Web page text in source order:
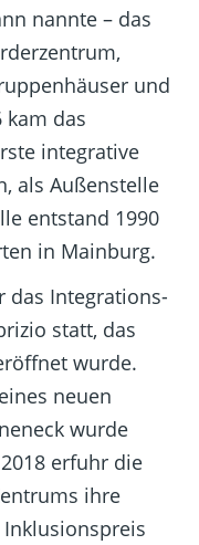
nannte – das
und
kam das
integrative
als Außenstelle
entstand 1990
in Mainburg.
das Integrations-
statt, das
wurde.
neuen
wurde
erfuhr die
ihre